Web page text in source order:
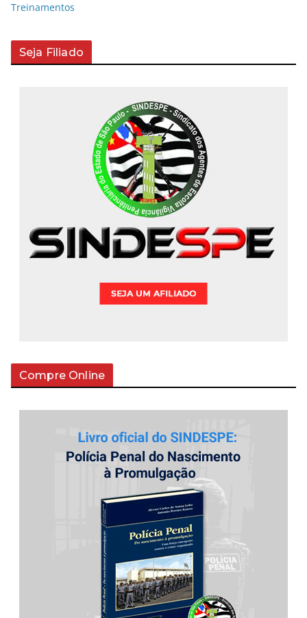
Treinamentos
Seja Filiado
Compre Online